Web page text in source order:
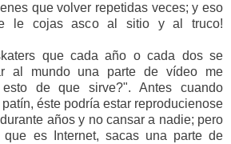
que volver repetidas veces; y eso
le cojas asco al sitio y al truco!
que cada año o cada dos se
al mundo una parte de vídeo me
de que sirve?". Antes cuando
éste podría estar reproducienose
años y no cansar a nadie; pero
es Internet, sacas una parte de